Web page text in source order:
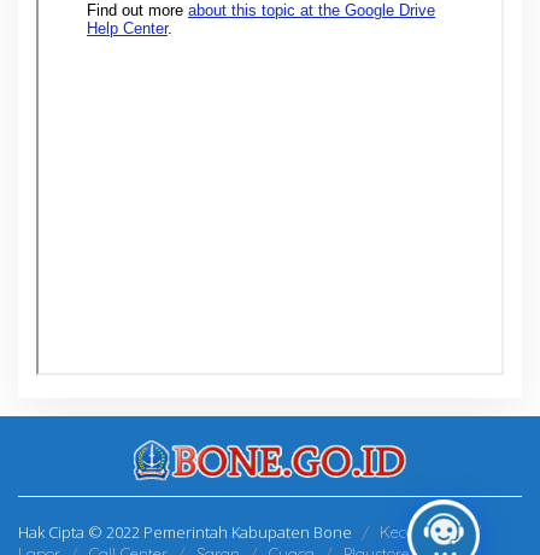
Hak Cipta © 2022 Pemerintah Kabupaten Bone
Kecamatan